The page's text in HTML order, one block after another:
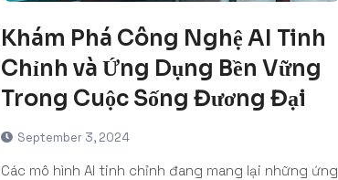
Khám Phá Công Nghệ AI Tinh
Chỉnh và Ứng Dụng Bền Vững
Trong Cuộc Sống Đương Đại
September 3, 2024
Các mô hình AI tinh chỉnh đang mang lại những ứng